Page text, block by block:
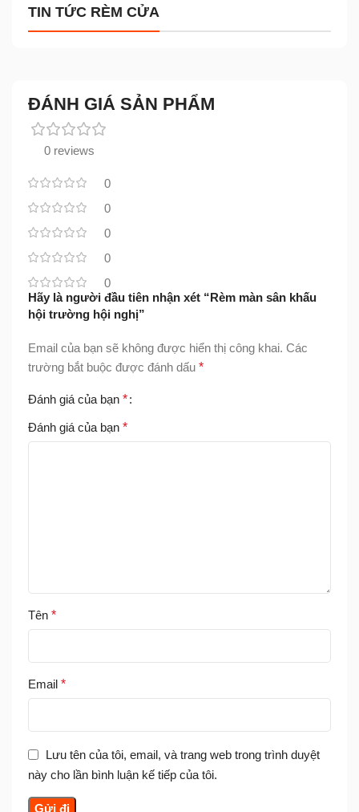
TIN TỨC RÈM CỬA
ĐÁNH GIÁ SẢN PHẨM
0 reviews
0
0
0
0
0
Hãy là người đầu tiên nhận xét “Rèm màn sân khấu
hội trường hội nghị”
Email của bạn sẽ không được hiển thị công khai. Các
trường bắt buộc được đánh dấu *
Đánh giá của bạn *
Đánh giá của bạn *
Tên *
Email *
Lưu tên của tôi, email, và trang web trong trình duyệt
này cho lần bình luận kế tiếp của tôi.